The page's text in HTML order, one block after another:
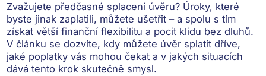
Zvažujete předčasné splacení úvěru? Úroky, které
byste jinak zaplatili, můžete ušetřit – a spolu s tím
získat větší finanční flexibilitu a pocit klidu bez dluhů.
V článku se dozvíte, kdy můžete úvěr splatit dříve,
jaké poplatky vás mohou čekat a v jakých situacích
dává tento krok skutečně smysl.